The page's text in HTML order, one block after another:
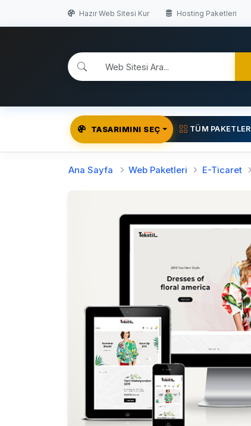
Hazır Web Sitesi Kur Hosting Paketleri
TASARIMINI SEÇ TÜM PAKETLER
Ana Sayfa Web Paketleri E-Ticaret